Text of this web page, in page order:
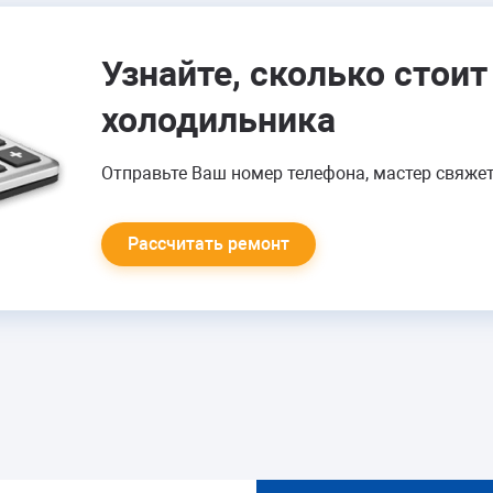
Устранения засора
капиллярной трубки
от 1100 руб.
Узнайте, сколько
холодильника
Отправьте Ваш номер телефона, мастер
Рассчитать ремонт